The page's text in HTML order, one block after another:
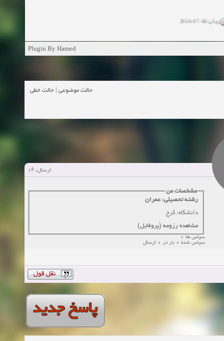
04-2025
زمان:11-11-2024
زمان:10-28-2024
زمان:10-13-2024
Plugin By Hamed
حالت موضوعی حالت خطی
ارسال: #1
مشخصات من
رشته تحصیلی: عمران
دانشگاه: کرج
مشاهده رزومه (پروفایل)
سپاس ها 0
سپاس شده 0 بار در 0 ارسال